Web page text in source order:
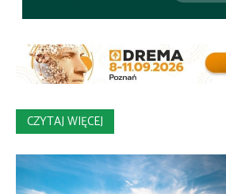
CZYTAJ WIĘCEJ